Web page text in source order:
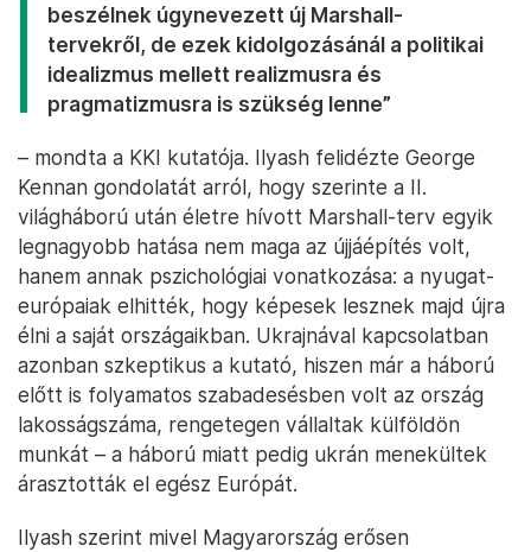
beszélnek úgynevezett új Marshall-
tervekről, de ezek kidolgozásánál a politikai
idealizmus mellett realizmusra és
pragmatizmusra is szükség lenne”
– mondta a KKI kutatója. Ilyash felidézte George
Kennan gondolatát arról, hogy szerinte a II.
világháború után életre hívott Marshall-terv egyik
legnagyobb hatása nem maga az újjáépítés volt,
hanem annak pszichológiai vonatkozása: a nyugat-
európaiak elhitték, hogy képesek lesznek majd újra
élni a saját országaikban. Ukrajnával kapcsolatban
azonban szkeptikus a kutató, hiszen már a háború
előtt is folyamatos szabadesésben volt az ország
lakosságszáma, rengetegen vállaltak külföldön
munkát – a háború miatt pedig ukrán menekültek
árasztották el egész Európát.
Ilyash szerint mivel Magyarország erősen